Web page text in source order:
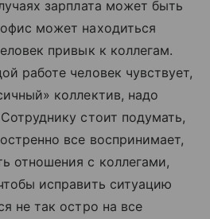
зарплата может быть
может находиться
привык к коллегам.
работе человек чувствует,
коллектив, надо
стоит подумать,
все воспринимает,
отношения с коллегами,
исправить ситуацию
не так остро на все